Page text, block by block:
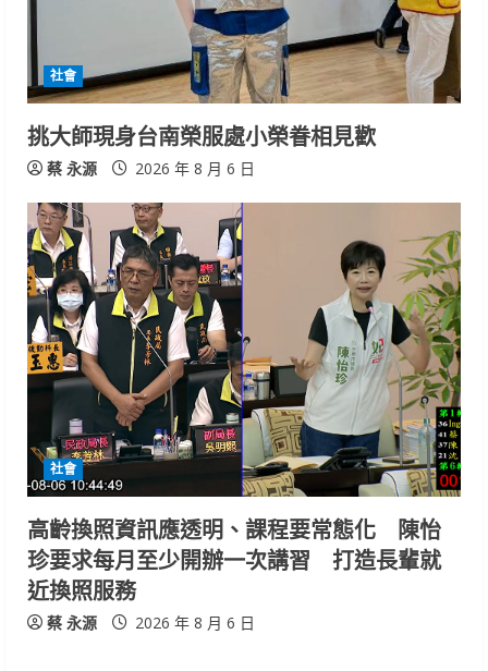
社會
挑大師現身台南榮服處小榮眷相見歡
蔡 永源 2026 年 8 月 6 日
社會
高齡換照資訊應透明、課程要常態化 陳怡
珍要求每月至少開辦一次講習 打造長輩就
近換照服務
蔡 永源 2026 年 8 月 6 日